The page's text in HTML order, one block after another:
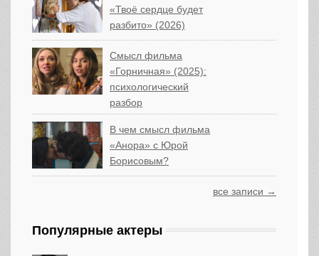
«Твоё сердце будет
разбито» (2026)
Смысл фильма
«Горничная» (2025):
психологический
разбор
В чем смысл фильма
«Анора» с Юрой
Борисовым?
все записи →
Популярные актеры